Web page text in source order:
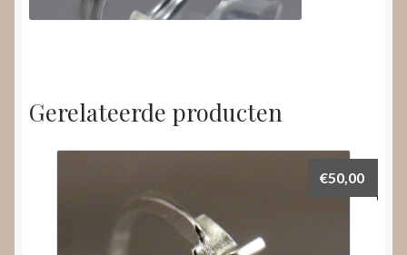
Gerelateerde producten
€50,00